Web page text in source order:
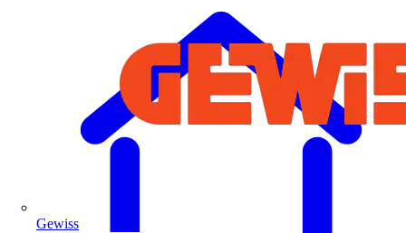
Gewiss